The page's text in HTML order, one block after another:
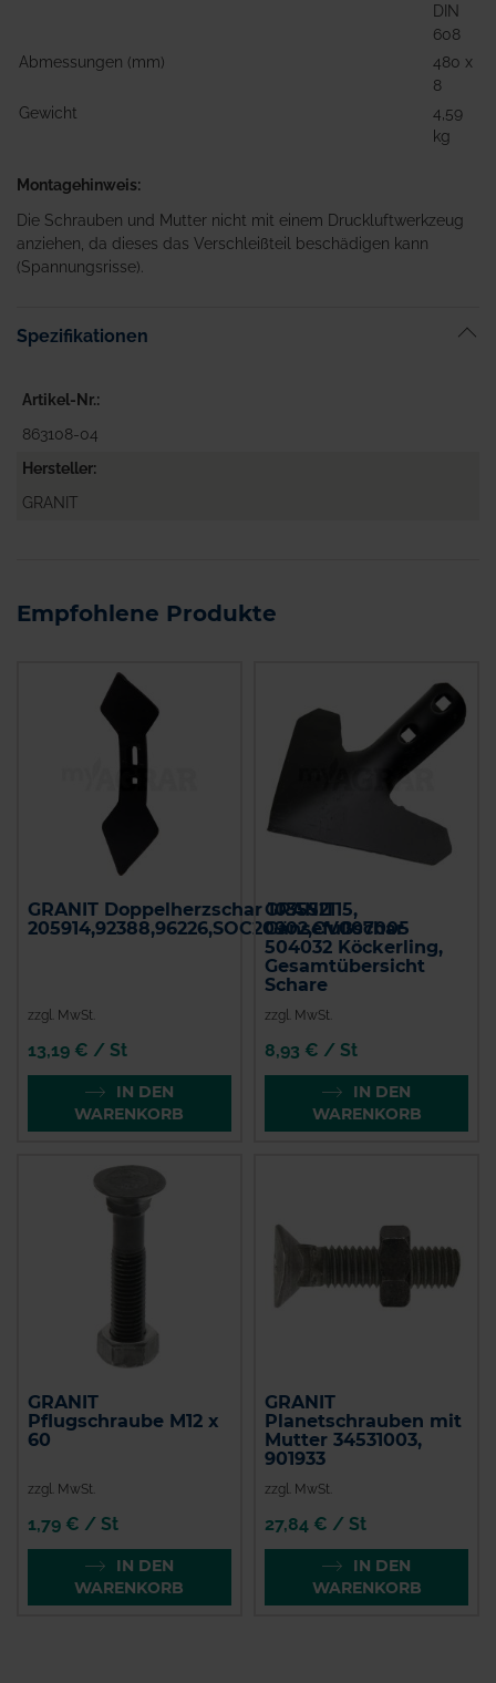
DIN
608
Abmessungen (mm)
480 x
8
Gewicht
4,59
kg
Montagehinweis:
Die Schrauben und Mutter nicht mit einem Druckluftwerkzeug
anziehen, da dieses das Verschleißteil beschädigen kann
(Spannungsrisse).
Spezifikationen
Artikel-Nr.
863108-04
Hersteller
GRANIT
Empfohlene Produkte
GRANIT Doppelherzschar 103552115,
205914,92388,96226,SOC20902,CV007005
zzgl. MwSt.
13,19 € / St
IN DEN
WARENKORB
GRANIT
Gänsefußschar
504032 Köckerling,
Gesamtübersicht
Schare
zzgl. MwSt.
8,93 € / St
IN DEN
WARENKORB
GRANIT
Pflugschraube M12 x
60
zzgl. MwSt.
1,79 € / St
IN DEN
WARENKORB
GRANIT
Planetschrauben mit
Mutter 34531003,
901933
zzgl. MwSt.
27,84 € / St
IN DEN
WARENKORB